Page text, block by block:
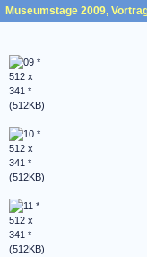
Museumstage 2009,